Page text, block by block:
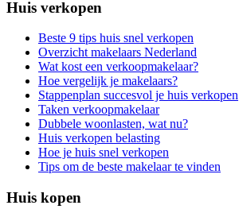
Huis verkopen
Beste 9 tips huis snel verkopen
Overzicht makelaars Nederland
Wat kost een verkoopmakelaar?
Hoe vergelijk je makelaars?
Stappenplan succesvol je huis verkopen
Taken verkoopmakelaar
Dubbele woonlasten, wat nu?
Huis verkopen belasting
Hoe je huis snel verkopen
Tips om de beste makelaar te vinden
Huis kopen